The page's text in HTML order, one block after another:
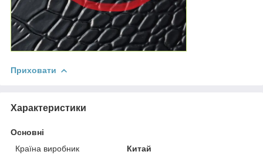
Приховати
Характеристики
Основні
Країна виробник
Китай